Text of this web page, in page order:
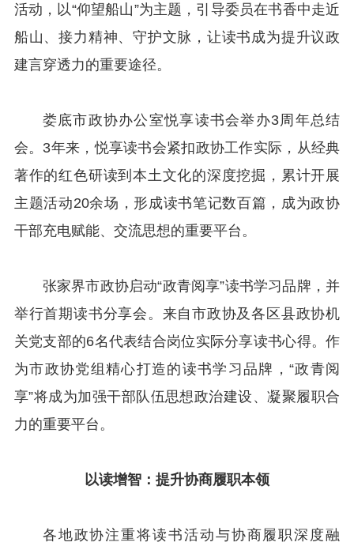
活动，以“仰望船山”为主题，引导委员在书香中走近
船山、接力精神、守护文脉，让读书成为提升议政
建言穿透力的重要途径。
娄底市政协办公室悦享读书会举办3周年总结
会。3年来，悦享读书会紧扣政协工作实际，从经典
著作的红色研读到本土文化的深度挖掘，累计开展
主题活动20余场，形成读书笔记数百篇，成为政协
干部充电赋能、交流思想的重要平台。
张家界市政协启动“政青阅享”读书学习品牌，并
举行首期读书分享会。来自市政协及各区县政协机
关党支部的6名代表结合岗位实际分享读书心得。作
为市政协党组精心打造的读书学习品牌，“政青阅
享”将成为加强干部队伍思想政治建设、凝聚履职合
力的重要平台。
以读增智： 提升协商履职本领
各地政协注重将读书活动与协商履职深度融